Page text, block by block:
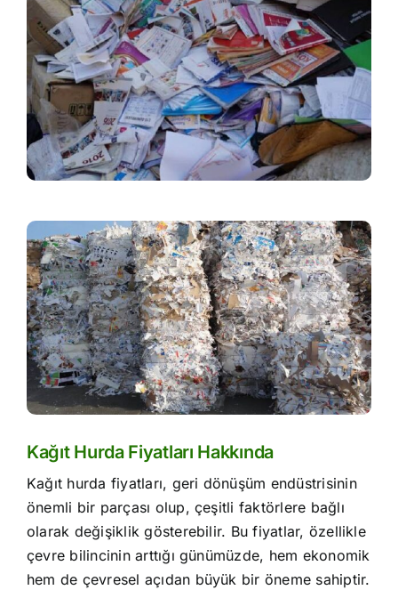
Kağıt Hurda Fiyatları Hakkında
Kağıt hurda fiyatları, geri dönüşüm endüstrisinin
önemli bir parçası olup, çeşitli faktörlere bağlı
olarak değişiklik gösterebilir. Bu fiyatlar, özellikle
çevre bilincinin arttığı günümüzde, hem ekonomik
hem de çevresel açıdan büyük bir öneme sahiptir.